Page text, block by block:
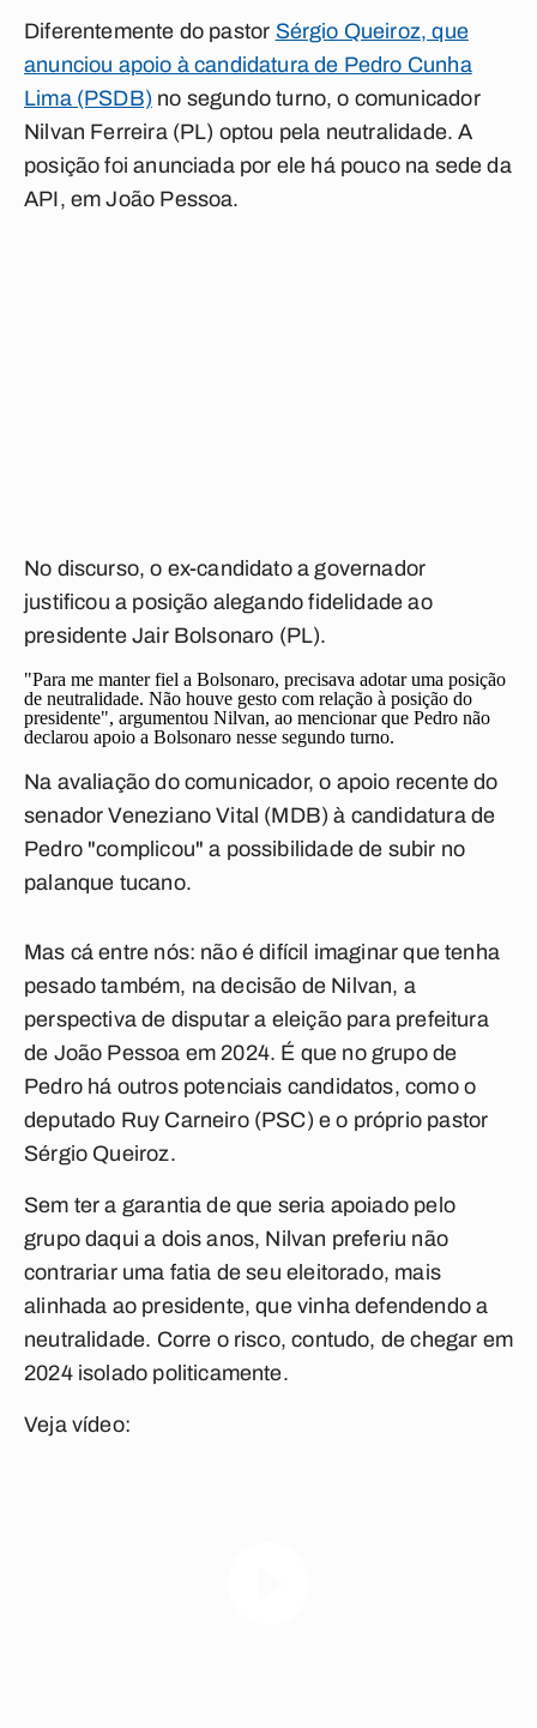
Diferentemente do pastor Sérgio Queiroz, que
anunciou apoio à candidatura de Pedro Cunha
Lima (PSDB) no segundo turno, o comunicador
Nilvan Ferreira (PL) optou pela neutralidade. A
posição foi anunciada por ele há pouco na sede da
API, em João Pessoa.
No discurso, o ex-candidato a governador
justificou a posição alegando fidelidade ao
presidente Jair Bolsonaro (PL).
"Para me manter fiel a Bolsonaro, precisava adotar uma posição
de neutralidade. Não houve gesto com relação à posição do
presidente", argumentou Nilvan, ao mencionar que Pedro não
declarou apoio a Bolsonaro nesse segundo turno.
Na avaliação do comunicador, o apoio recente do
senador Veneziano Vital (MDB) à candidatura de
Pedro "complicou" a possibilidade de subir no
palanque tucano.
Mas cá entre nós: não é difícil imaginar que tenha
pesado também, na decisão de Nilvan, a
perspectiva de disputar a eleição para prefeitura
de João Pessoa em 2024. É que no grupo de
Pedro há outros potenciais candidatos, como o
deputado Ruy Carneiro (PSC) e o próprio pastor
Sérgio Queiroz.
Sem ter a garantia de que seria apoiado pelo
grupo daqui a dois anos, Nilvan preferiu não
contrariar uma fatia de seu eleitorado, mais
alinhada ao presidente, que vinha defendendo a
neutralidade. Corre o risco, contudo, de chegar em
2024 isolado politicamente.
Veja vídeo: